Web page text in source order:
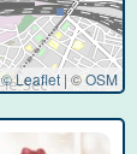
© Leaflet | ©OSM